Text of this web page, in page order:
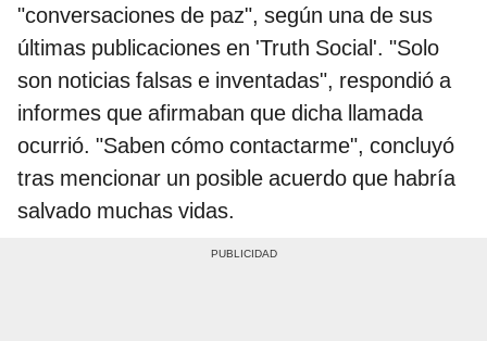
"conversaciones de paz", según una de sus
últimas publicaciones en 'Truth Social'. "Solo
son noticias falsas e inventadas", respondió a
informes que afirmaban que dicha llamada
ocurrió. "Saben cómo contactarme", concluyó
tras mencionar un posible acuerdo que habría
salvado muchas vidas.